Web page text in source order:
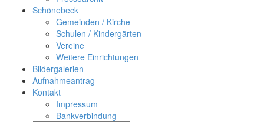
Schönebeck
Gemeinden / Kirche
Schulen / Kindergärten
Vereine
Weitere Einrichtungen
Bildergalerien
Aufnahmeantrag
Kontakt
Impressum
Bankverbindung